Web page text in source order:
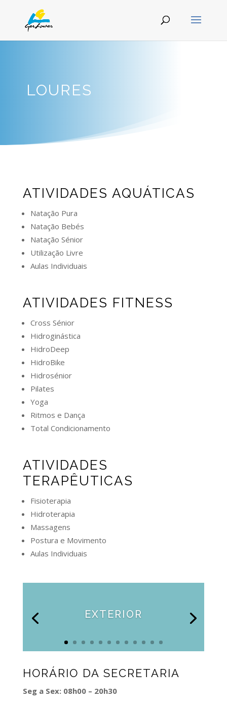
LOURES
ATIVIDADES AQUÁTICAS
Natação Pura
Natação Bebés
Natação Sénior
Utilização Livre
Aulas Individuais
ATIVIDADES FITNESS
Cross Sénior
Hidroginástica
HidroDeep
HidroBike
Hidrosénior
Pilates
Yoga
Ritmos e Dança
Total Condicionamento
ATIVIDADES
TERAPÊUTICAS
Fisioterapia
Hidroterapia
Massagens
Postura e Movimento
Aulas Individuais
EXTERIOR
HORÁRIO DA SECRETARIA
Seg a Sex: 08h00 – 20h30